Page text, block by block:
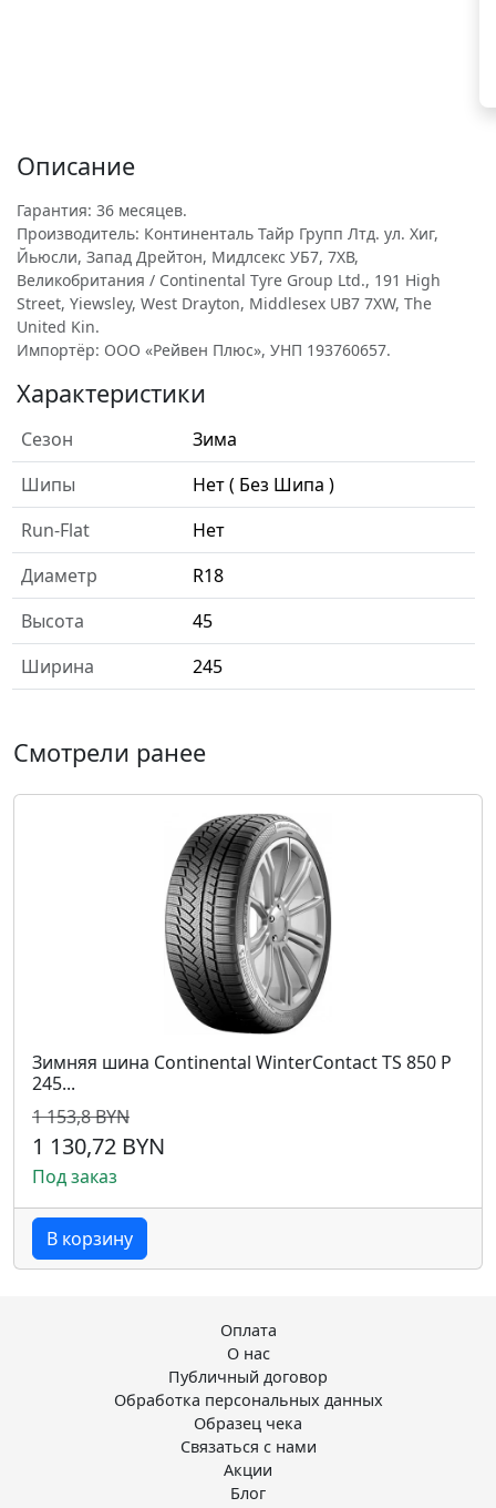
Описание
Гарантия: 36 месяцев.
Производитель: Континенталь Тайр Групп Лтд. ул. Хиг,
Йьюсли, Запад Дрейтон, Мидлсекс УБ7, 7ХВ,
Великобритания / Continental Tyre Group Ltd., 191 High
Street, Yiewsley, West Drayton, Middlesex UB7 7XW, The
United Kin.
Импортёр: ООО «Рейвен Плюс», УНП 193760657.
Характеристики
Сезон
Зима
Шипы
Нет ( Без Шипа )
Run-Flat
Нет
Диаметр
R18
Высота
45
Ширина
245
Смотрели ранее
Зимняя шина Continental WinterContact TS 850 P
245...
1 153,8 BYN
1 130,72 BYN
Под заказ
В корзину
Оплата
О нас
Публичный договор
Обработка персональных данных
Образец чека
Связаться с нами
Акции
Блог